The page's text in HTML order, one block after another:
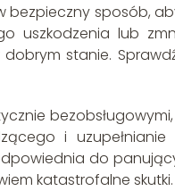
bezpieczny sposób,
uszkodzenia lub
stanie.
i
do
katastrofalne skutki.